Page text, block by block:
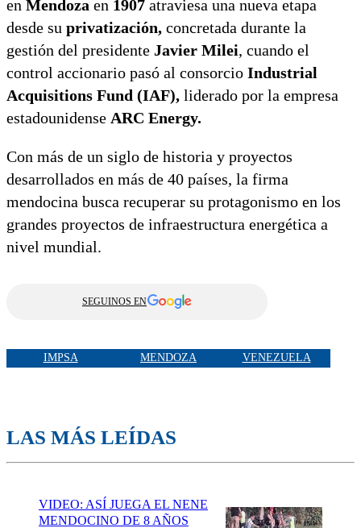
en Mendoza en 1907 atraviesa una nueva etapa
desde su privatización, concretada durante la
gestión del presidente Javier Milei, cuando el
control accionario pasó al consorcio Industrial
Acquisitions Fund (IAF), liderado por la empresa
estadounidense ARC Energy.
Con más de un siglo de historia y proyectos
desarrollados en más de 40 países, la firma
mendocina busca recuperar su protagonismo en los
grandes proyectos de infraestructura energética a
nivel mundial.
SEGUINOS EN
IMPSA MENDOZA VENEZUELA
LAS MÁS LEÍDAS
VIDEO: ASÍ JUEGA EL NENE
MENDOCINO DE 8 AÑOS